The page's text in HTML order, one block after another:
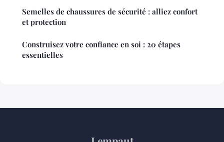
Semelles de chaussures de sécurité : alliez confort
et protection
Construisez votre confiance en soi : 20 étapes
essentielles